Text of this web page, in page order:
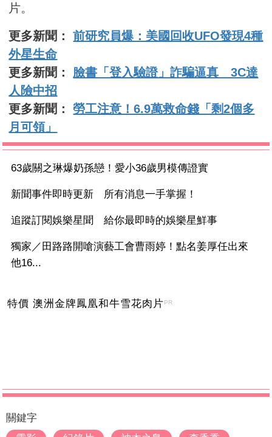
片。
更多新聞：前研究員爆：美國回收UFO發現4種
外星生命
更多新聞： 臉書「登入驗證」詐騙逼真 3C達
人險中招
更多新聞：勞工注意！6.9萬救命錢「剩2個多
月可領」
63歲關之琳爆奶孫戀！愛小36歲男模傳證實
新聞事件即時更新 所有消息一手掌握！
追蹤訂閱娛樂星聞 給你最即時的娛樂星鮮事
獨家／田路路開嗆演藝工會曹雨婷！點名姜厚任出來
他16...
特價 澳洲金牌鳳凰和牛雪花肉片PR
關鍵字